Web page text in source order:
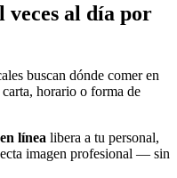
al día por
buscan dónde comer en
horario o forma de
línea libera a tu personal,
imagen profesional — sin